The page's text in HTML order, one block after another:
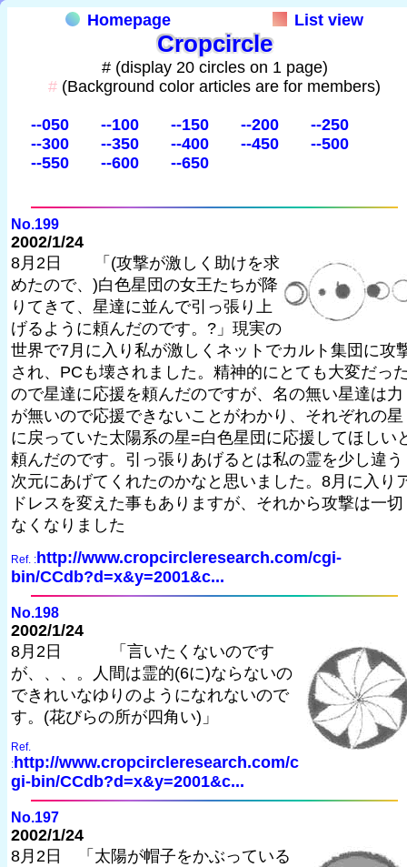
Homepage List view
Cropcircle
# (display 20 circles on 1 page)
# (Background color articles are for members)
--050 --100 --150 --200
--250
--300
--350 --400 --450
--500
--550
--600 --650
No.199
2002/1/24
8月2日 「(攻撃が激しく助けを求
めたので、)白色星団の女王たちが降
りてきて、星達に並んで引っ張り上
げるように頼んだのです。?」現実の
世界で7月に入り私が激しくネットでカルト集団に攻
され、PCも壊されました。精神的にとても大変だっ
ので星達に応援を頼んだのですが、名の無い星達は力
が無いので応援できないことがわかり、それぞれの星
に戻っていた太陽系の星=白色星団に応援してほしい
頼んだのです。引っ張りあげるとは私の霊を少し違う
次元にあげてくれたのかなと思いました。8月に入り
ドレスを変えた事もありますが、それから攻撃は一切
なくなりました
Ref. : http://www.cropcircleresearch.com/cgi-
bin/CCdb?d=x&y=2001&c...
No.198
2002/1/24
8月2日 「言いたくないのです
が、、、。人間は霊的(6に)ならないの
できれいなゆりのようになれないので
す。(花びらの所が四角い)」
Ref.
: http://www.cropcircleresearch.com/c
gi-bin/CCdb?d=x&y=2001&c...
No.197
2002/1/24
8月2日 「太陽が帽子をかぶっている